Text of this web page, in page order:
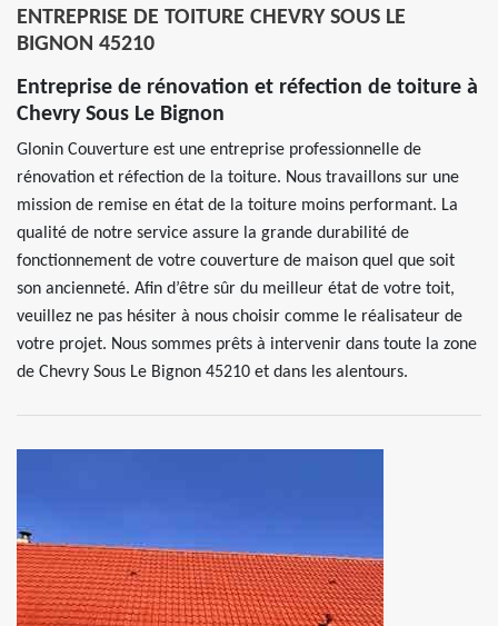
ENTREPRISE DE TOITURE CHEVRY SOUS LE
BIGNON 45210
Entreprise de rénovation et réfection de toiture à
Chevry Sous Le Bignon
Glonin Couverture est une entreprise professionnelle de
rénovation et réfection de la toiture. Nous travaillons sur une
mission de remise en état de la toiture moins performant. La
qualité de notre service assure la grande durabilité de
fonctionnement de votre couverture de maison quel que soit
son ancienneté. Afin d’être sûr du meilleur état de votre toit,
veuillez ne pas hésiter à nous choisir comme le réalisateur de
votre projet. Nous sommes prêts à intervenir dans toute la zone
de Chevry Sous Le Bignon 45210 et dans les alentours.